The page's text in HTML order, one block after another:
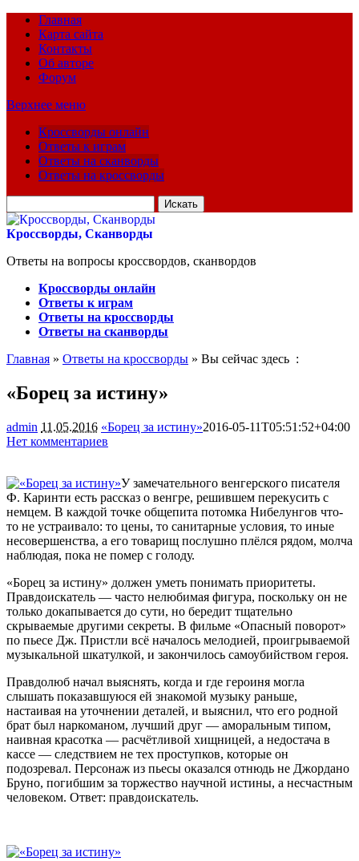
Главная
Карта сайта
Контакты
Об авторе
Форум
Верхнее меню
Кроссворды онлайн
Ответы к играм
Ответы на сканворды
Ответы на кроссворды
для:
Кроссворды, Сканворды
Ответы на вопросы кроссвордов, сканвордов
Кроссворды онлайн
Ответы к играм
Ответы на кроссворды
Ответы на сканворды
Главная » Ответы на кроссворды » Вы сейчас здесь :
«Борец за истину»
admin 11.05.2016 «Борец за истину»2016-05-11T05:51:52+04:00
Нет комментариев
У замечательного венгерского писателя
Ф. Каринти есть рассказ о венгре, решившем перекусить с
немцем. В каждой точке общепита потомка Нибелунгов что-
то не устраивало: то цены, то санитарные условия, то иные
несовершенства, а его товарищ послушно плёлся рядом, молча
наблюдая, пока не помер с голоду.
«Борец за истину» должен уметь понимать приоритеты.
Правдоискатель — часто нелюбимая фигура, поскольку он не
только докапывается до сути, но бередит тщательно
скрываемые другими секреты. В фильме «Опасный поворот»
по пьесе Дж. Пристли всё началось мелодией, проигрываемой
музыкальной шкатулкой, и закончилось самоубийством героя.
Правдолюб начал выяснять, когда и где героиня могла
слышать показавшуюся ей знакомой музыку раньше,
настаивая на уточнении деталей, и выяснил, что его родной
брат был наркоманом, лучший друг — аморальным типом,
наивная красотка — расчётливой хищницей, а недостача в
кассе — следствием не тех проступков, которые он
подозревал. Персонаж из пьесы оказался отнюдь не Джордано
Бруно, погибшим за торжество научной истины, а несчастным
человеком. Ответ: правдоискатель.